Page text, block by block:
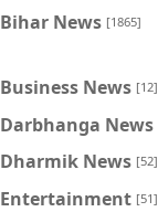
Bihar News [1865]
Business News [12]
Darbhanga News
Dharmik News [52]
Entertainment [51]